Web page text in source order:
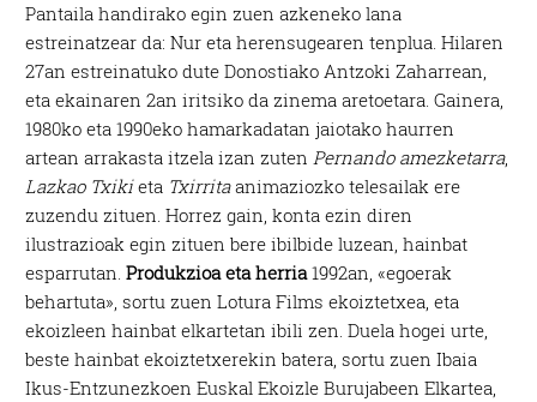
Pantaila handirako egin zuen azkeneko lana
estreinatzear da: Nur eta herensugearen tenplua. Hilaren
27an estreinatuko dute Donostiako Antzoki Zaharrean,
eta ekainaren 2an iritsiko da zinema aretoetara. Gainera,
1980ko eta 1990eko hamarkadatan jaiotako haurren
artean arrakasta itzela izan zutenPernando amezketarra,
Lazkao Txikieta Txirritaanimaziozko telesailak ere
zuzendu zituen. Horrez gain, konta ezin diren
ilustrazioak egin zituen bere ibilbide luzean, hainbat
esparrutan.Produkzioa eta herria1992an, «egoerak
behartuta», sortu zuen Lotura Films ekoiztetxea, eta
ekoizleen hainbat elkartetan ibili zen. Duela hogei urte,
beste hainbat ekoiztetxerekin batera, sortu zuen Ibaia
Ikus-Entzunezkoen Euskal Ekoizle Burujabeen Elkartea,